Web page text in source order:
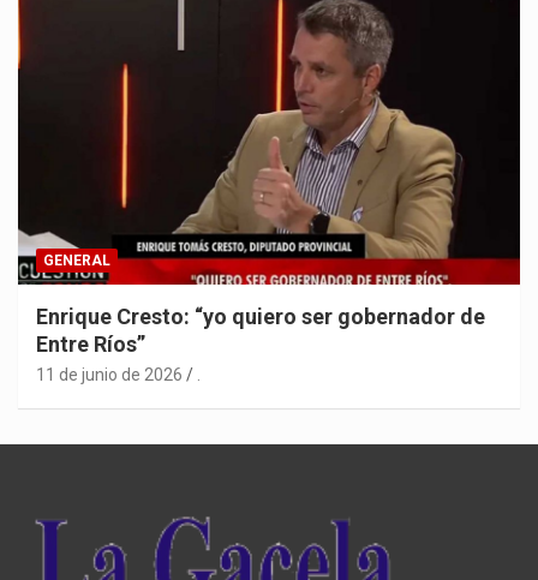
GENERAL
Enrique Cresto: “yo quiero ser gobernador de
Entre Ríos”
11 de junio de 2026